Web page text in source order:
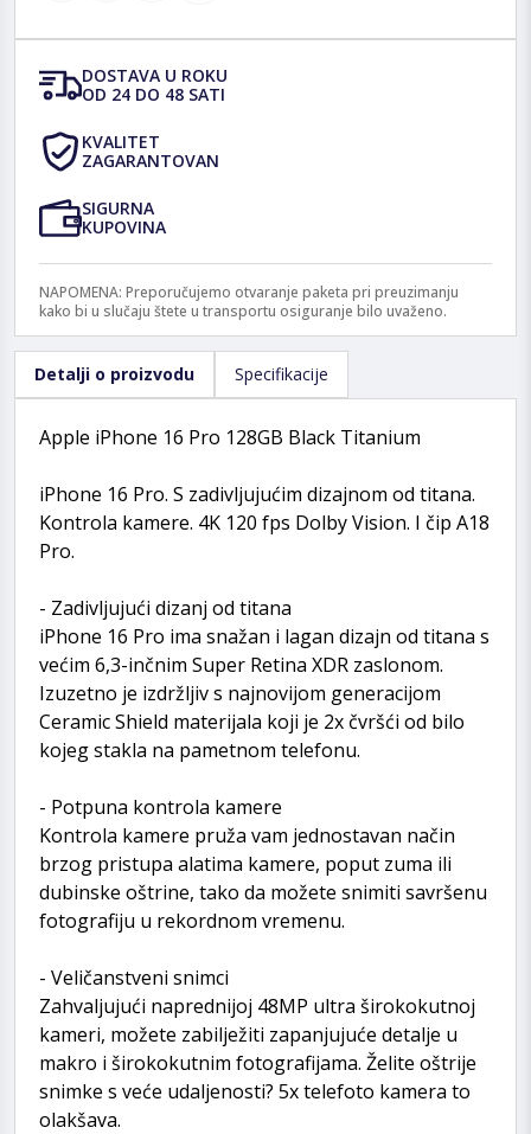
DOSTAVA U ROKU
OD 24 DO 48 SATI
KVALITET
ZAGARANTOVAN
SIGURNA
KUPOVINA
NAPOMENA: Preporučujemo otvaranje paketa pri preuzimanju
kako bi u slučaju štete u transportu osiguranje bilo uvaženo.
Detalji o proizvodu Specifikacije
Apple iPhone 16 Pro 128GB Black Titanium
iPhone 16 Pro. S zadivljujućim dizajnom od titana.
Kontrola kamere. 4K 120 fps Dolby Vision. I čip A18
Pro.
- Zadivljujući dizanj od titana
iPhone 16 Pro ima snažan i lagan dizajn od titana s
većim 6,3-inčnim Super Retina XDR zaslonom.
Izuzetno je izdržljiv s najnovijom generacijom
Ceramic Shield materijala koji je 2x čvršći od bilo
kojeg stakla na pametnom telefonu.
- Potpuna kontrola kamere
Kontrola kamere pruža vam jednostavan način
brzog pristupa alatima kamere, poput zuma ili
dubinske oštrine, tako da možete snimiti savršenu
fotografiju u rekordnom vremenu.
- Veličanstveni snimci
Zahvaljujući naprednijoj 48MP ultra širokokutnoj
kameri, možete zabilježiti zapanjujuće detalje u
makro i širokokutnim fotografijama. Želite oštrije
snimke s veće udaljenosti? 5x telefoto kamera to
olakšava.